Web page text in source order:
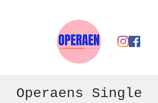
Operaens Single